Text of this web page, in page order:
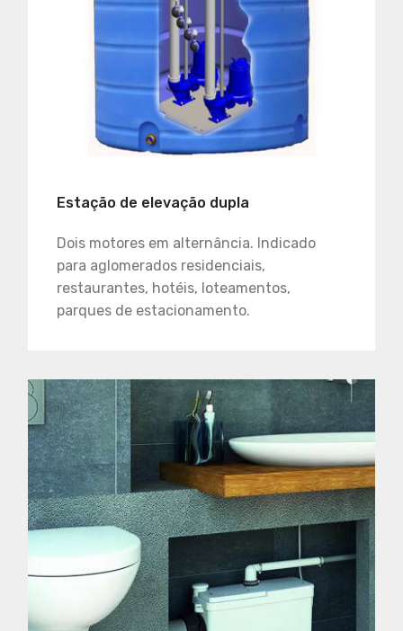
Estação de elevação dupla
Dois motores em alternância. Indicado
para aglomerados residenciais,
restaurantes, hotéis, loteamentos,
parques de estacionamento.